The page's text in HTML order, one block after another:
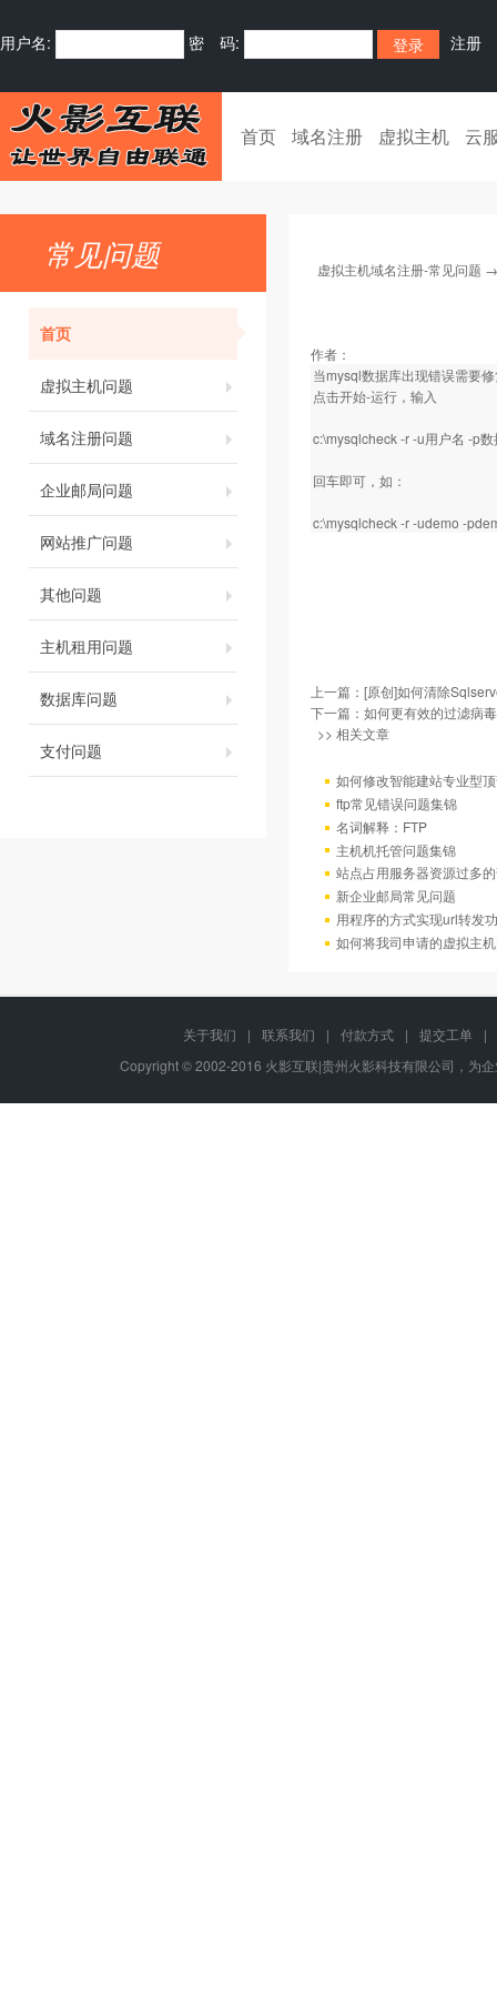
用户名: 密 码: 注册
首页 域名注册 虚拟主机 云
常见问题
首页
虚拟主机问题
域名注册问题
企业邮局问题
网站推广问题
其他问题
主机租用问题
数据库问题
支付问题
虚拟主机域名注册-常见问题
作者：
当mysql数据库出现错误需要
点击开始-运行，输入
c:\mysqlcheck -r -u用户名 -p
回车即可，如：
c:\mysqlcheck -r -udemo -
上一篇： [原创]如何清除
下一篇： 如何更有效的过滤病
>> 相关文章
如何修改智能建站专业型
ftp常见错误问题集锦
名词解释：FTP
主机机托管问题集锦
站点占用服务器资源过多
新企业邮局常见问题
用程序的方式实现url转发
如何将我司申请的虚拟主
关于我们 | 联系我们 | 付款方式 | 提交工单
|
Copyright © 2002-2016 火影互联|贵州火影科技有限公司，为